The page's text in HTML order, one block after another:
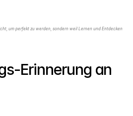
um perfekt zu werden, sondern weil Lernen und Entdecken
Erinnerung an